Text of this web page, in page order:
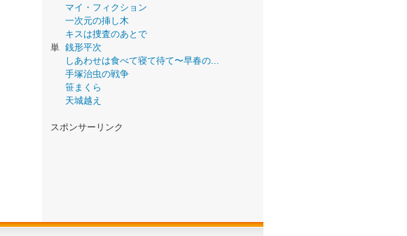
マイ・フィクション
一次元の挿し木
キスは捜査のあとで
単 銭形平次
しあわせは食べて寝て待て〜早春の...
手塚治虫の戦争
笹まくら
天城越え
スポンサーリンク